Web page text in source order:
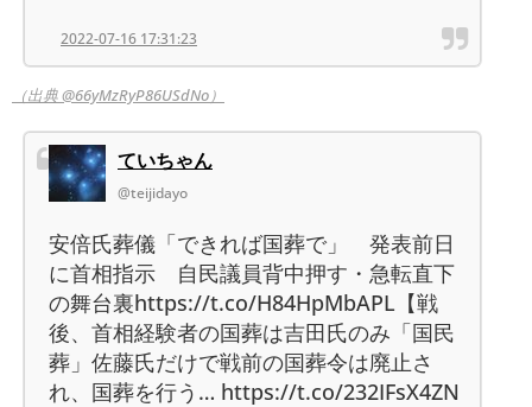
2022-07-16 17:31:23
（出典 @66yMzRyP86USdNo）
ていちゃん
@teijidayo
安倍氏葬儀「できれば国葬で」 発表前日
に首相指示 自民議員背中押す・急転直下
の舞台裏https://t.co/H84HpMbAPL【戦
後、首相経験者の国葬は吉田氏のみ「国民
葬」佐藤氏だけで戦前の国葬令は廃止さ
れ、国葬を行う… https://t.co/232IFsX4ZN